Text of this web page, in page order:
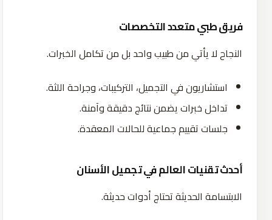
فريق طبي متعدد التخصصات
النجاح لا يأتي من طبيب واحد بل من تكامل الخبرات.
استشاريون في التجميل، التركيبات، وجراحة اللثة.
تداخل خبرات يضمن نتائج دقيقة وآمنة.
جلسات تقييم جماعية للحالات المعقدة.
أحدث تقنيات العالم في تجميل الأسنان
الابتسامة الحديثة تحتاج أدوات حديثة.